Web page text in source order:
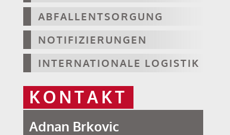
ABFALLENTSORGUNG
NOTIFIZIERUNGEN
INTERNATIONALE LOGISTIK
KONTAKT
Adnan Brkovic